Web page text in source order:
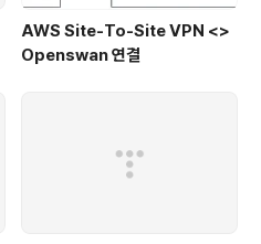
AWS Site-To-Site VPN <>
Openswan 연결